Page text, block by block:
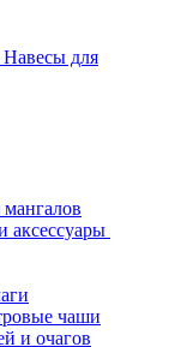
Навесы для
аксессуары
чаши